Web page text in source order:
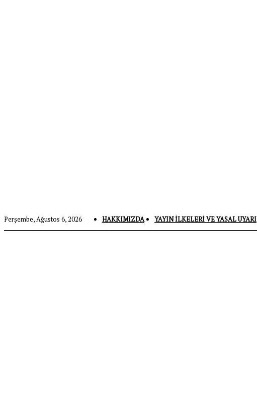
Perşembe, Ağustos 6, 2026 HAKKIMIZDA YAYIN İLKELERI VE YASAL UYARI